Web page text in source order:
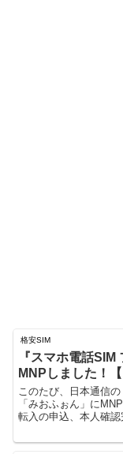
格安SIM
『スマホ電話
MNPしました！
このたび、日本通信
「みおふぉん」にMNPしました。 結論から
転入の申込、本人確認完了 5/22・・・電話番号停止予